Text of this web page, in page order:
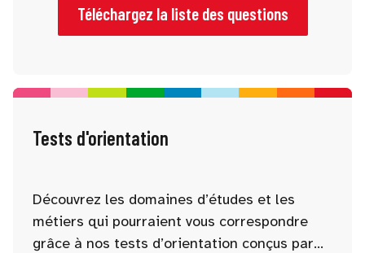
programmes, débouchés, stages, vie
étudiante… Notre sélection vous aidera à
Téléchargez la liste des questions
Tests d'orientation
Découvrez les domaines d’études et les
métiers qui pourraient vous correspondre
grâce à nos tests d’orientation conçus par